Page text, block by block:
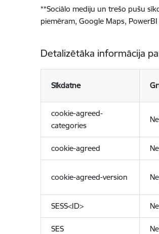
**Sociālo mediju un trešo pušu
piemēram, Google Maps, PowerBI
Detalizētāka informācija
Sīkdatne
cookie-agreed-
categories
cookie-agreed
cookie-agreed-version
SESS<ID>
SES